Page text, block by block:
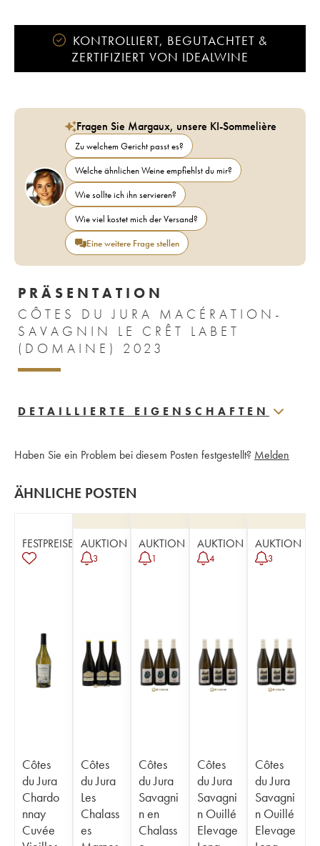
KONTROLLIERT, BEGUTACHTET &
ZERTIFIZIERT VON IDEALWINE
Fragen Sie Margaux, unsere KI-Sommelière
Zu welchem Gericht passt es?
Welche ähnlichen Weine empfiehlst du mir?
Wie sollte ich ihn servieren?
Wie viel kostet mich der Versand?
Eine weitere Frage stellen
PRÄSENTATION
CÔTES DU JURA MACÉRATION-
SAVAGNIN LE CRÊT LABET
(DOMAINE) 2023
DETAILLIERTE EIGENSCHAFTEN
Haben Sie ein Problem bei diesem Posten festgestellt? Melden
ÄHNLICHE POSTEN
FESTPREISE
Côtes
du Jura
Chardo
nnay
Cuvée
AUKTION
3
Côtes
du Jura
Les
Chalass
es
AUKTION
1
Côtes
du Jura
Savagni
n en
Chalass
AUKTION
4
Côtes
du Jura
Savagni
n Ouillé
Elevage
AUKTION
3
Côtes
du Jura
Savagni
n Ouillé
Elevage